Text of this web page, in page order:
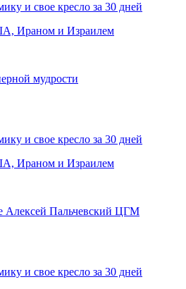
и свое кресло за 30 дней
Ираном и Израилем
мудрости
и свое кресло за 30 дней
Ираном и Израилем
Алексей Пальчевский ЦГМ
и свое кресло за 30 дней